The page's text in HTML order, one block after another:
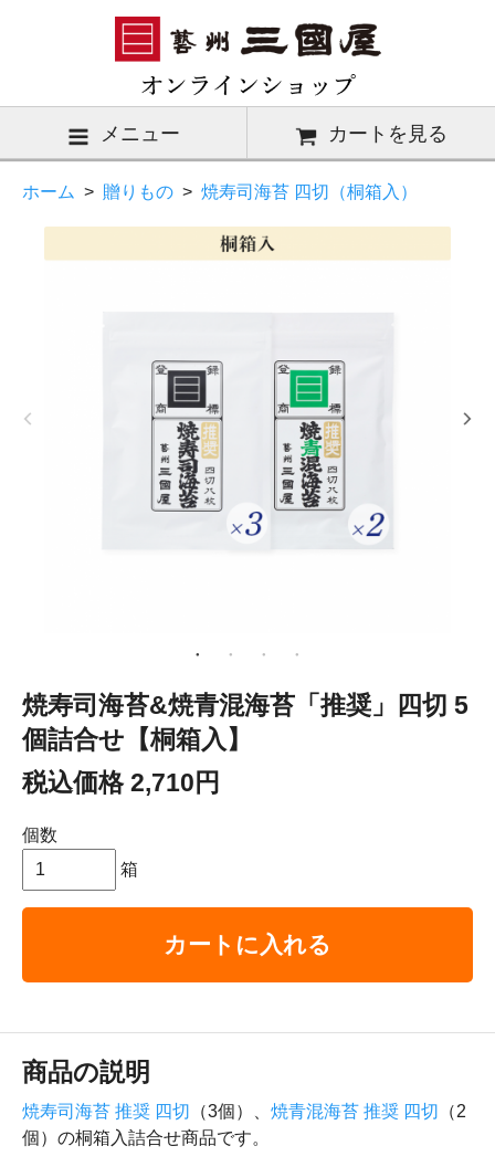
メニュー カートを見る
ホーム > 贈りもの > 焼寿司海苔 四切（桐箱入）
焼寿司海苔&焼青混海苔「推奨」四切 5
個詰合せ【桐箱入】
税込価格 2,710円
個数
箱
カートに入れる
商品の説明
焼寿司海苔 推奨 四切 （3個）、 焼青混海苔 推奨 四切
（2
個）の桐箱入詰合せ商品です。